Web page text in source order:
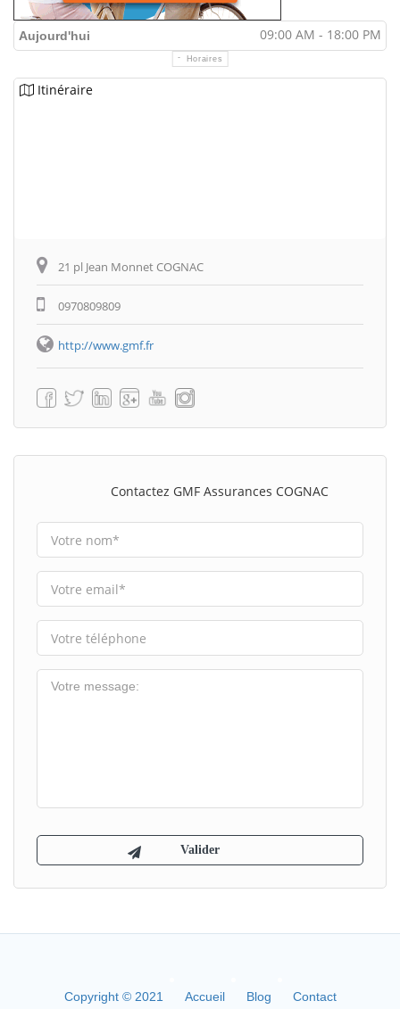
Aujourd'hui 09:00 AM - 18:00 PM
Horaires
Itinéraire
21 pl Jean Monnet COGNAC
0970809809
http://www.gmf.fr
Contactez GMF Assurances COGNAC
Copyright © 2021 Accueil Blog Contact